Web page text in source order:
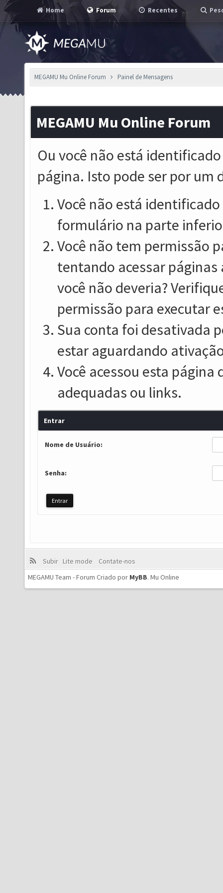
Home Forum Recentes
MEGAMU Mu Online Forum Painel de Mensagens
MEGAMU Mu Online Forum
Ou você não está
página. Isto pode ser por um
Você não está
formulário na parte
Você não tem permissão
tentando acessar
você não deveria?
permissão para executar
Sua conta foi desativada
estar aguardando
Você acessou esta
adequadas ou links.
Entrar
Nome de Usuário:
Senha:
Subir Lite mode
Contate-nos
MEGAMU Team - Forum Criado por MyBB. Mu Online